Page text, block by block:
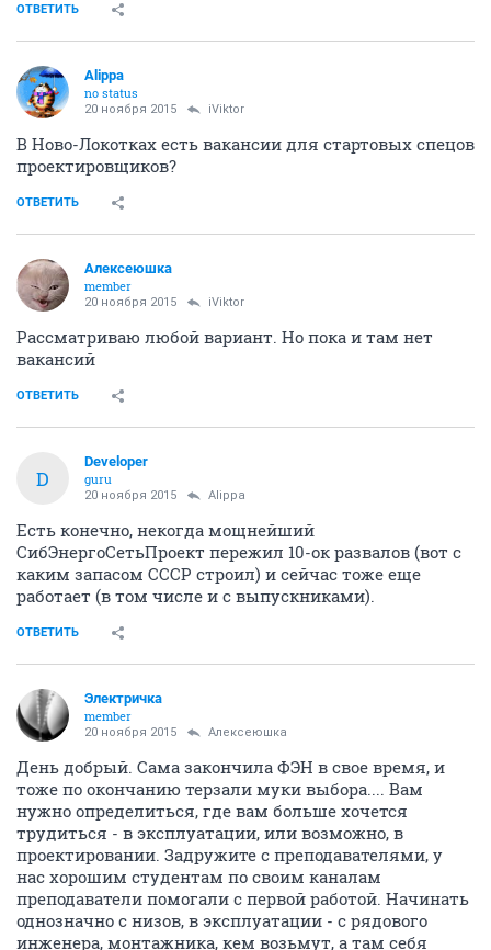
ОТВЕТИТЬ
Alippa
no status
20 ноября 2015 iViktor
В Ново-Локотках есть вакансии для стартовых спецов
проектировщиков?
ОТВЕТИТЬ
Алексеюшка
member
20 ноября 2015 iViktor
Рассматриваю любой вариант. Но пока и там нет
вакансий
ОТВЕТИТЬ
D
Developer
guru
20 ноября 2015 Alippa
Есть конечно, некогда мощнейший
СибЭнергоСетьПроект пережил 10-ок развалов (вот с
каким запасом СССР строил) и сейчас тоже еще
работает (в том числе и с выпускниками).
ОТВЕТИТЬ
Электричка
member
20 ноября 2015 Алексеюшка
День добрый. Сама закончила ФЭН в свое время, и
тоже по окончанию терзали муки выбора.... Вам
нужно определиться, где вам больше хочется
трудиться - в эксплуатации, или возможно, в
проектировании. Задружите с преподавателями, у
нас хорошим студентам по своим каналам
преподаватели помогали с первой работой. Начинать
однозначно с низов, в эксплуатации - с рядового
инженера, монтажника, кем возьмут, а там себя